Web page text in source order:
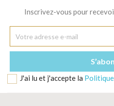
Inscrivez-vous pour
J'ai lu et j'accepte la